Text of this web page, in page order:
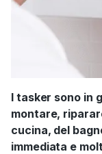
I tasker sono in
montare,
cucina, del
immediata e